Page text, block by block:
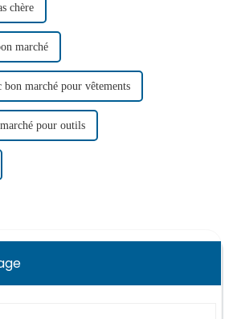
chère
marché
marché pour vêtements
pour outils